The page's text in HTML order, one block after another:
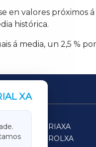
valores próximos á
histórica.
á media, un 2,5 %
XA
SARRIAXA
FERROLXA